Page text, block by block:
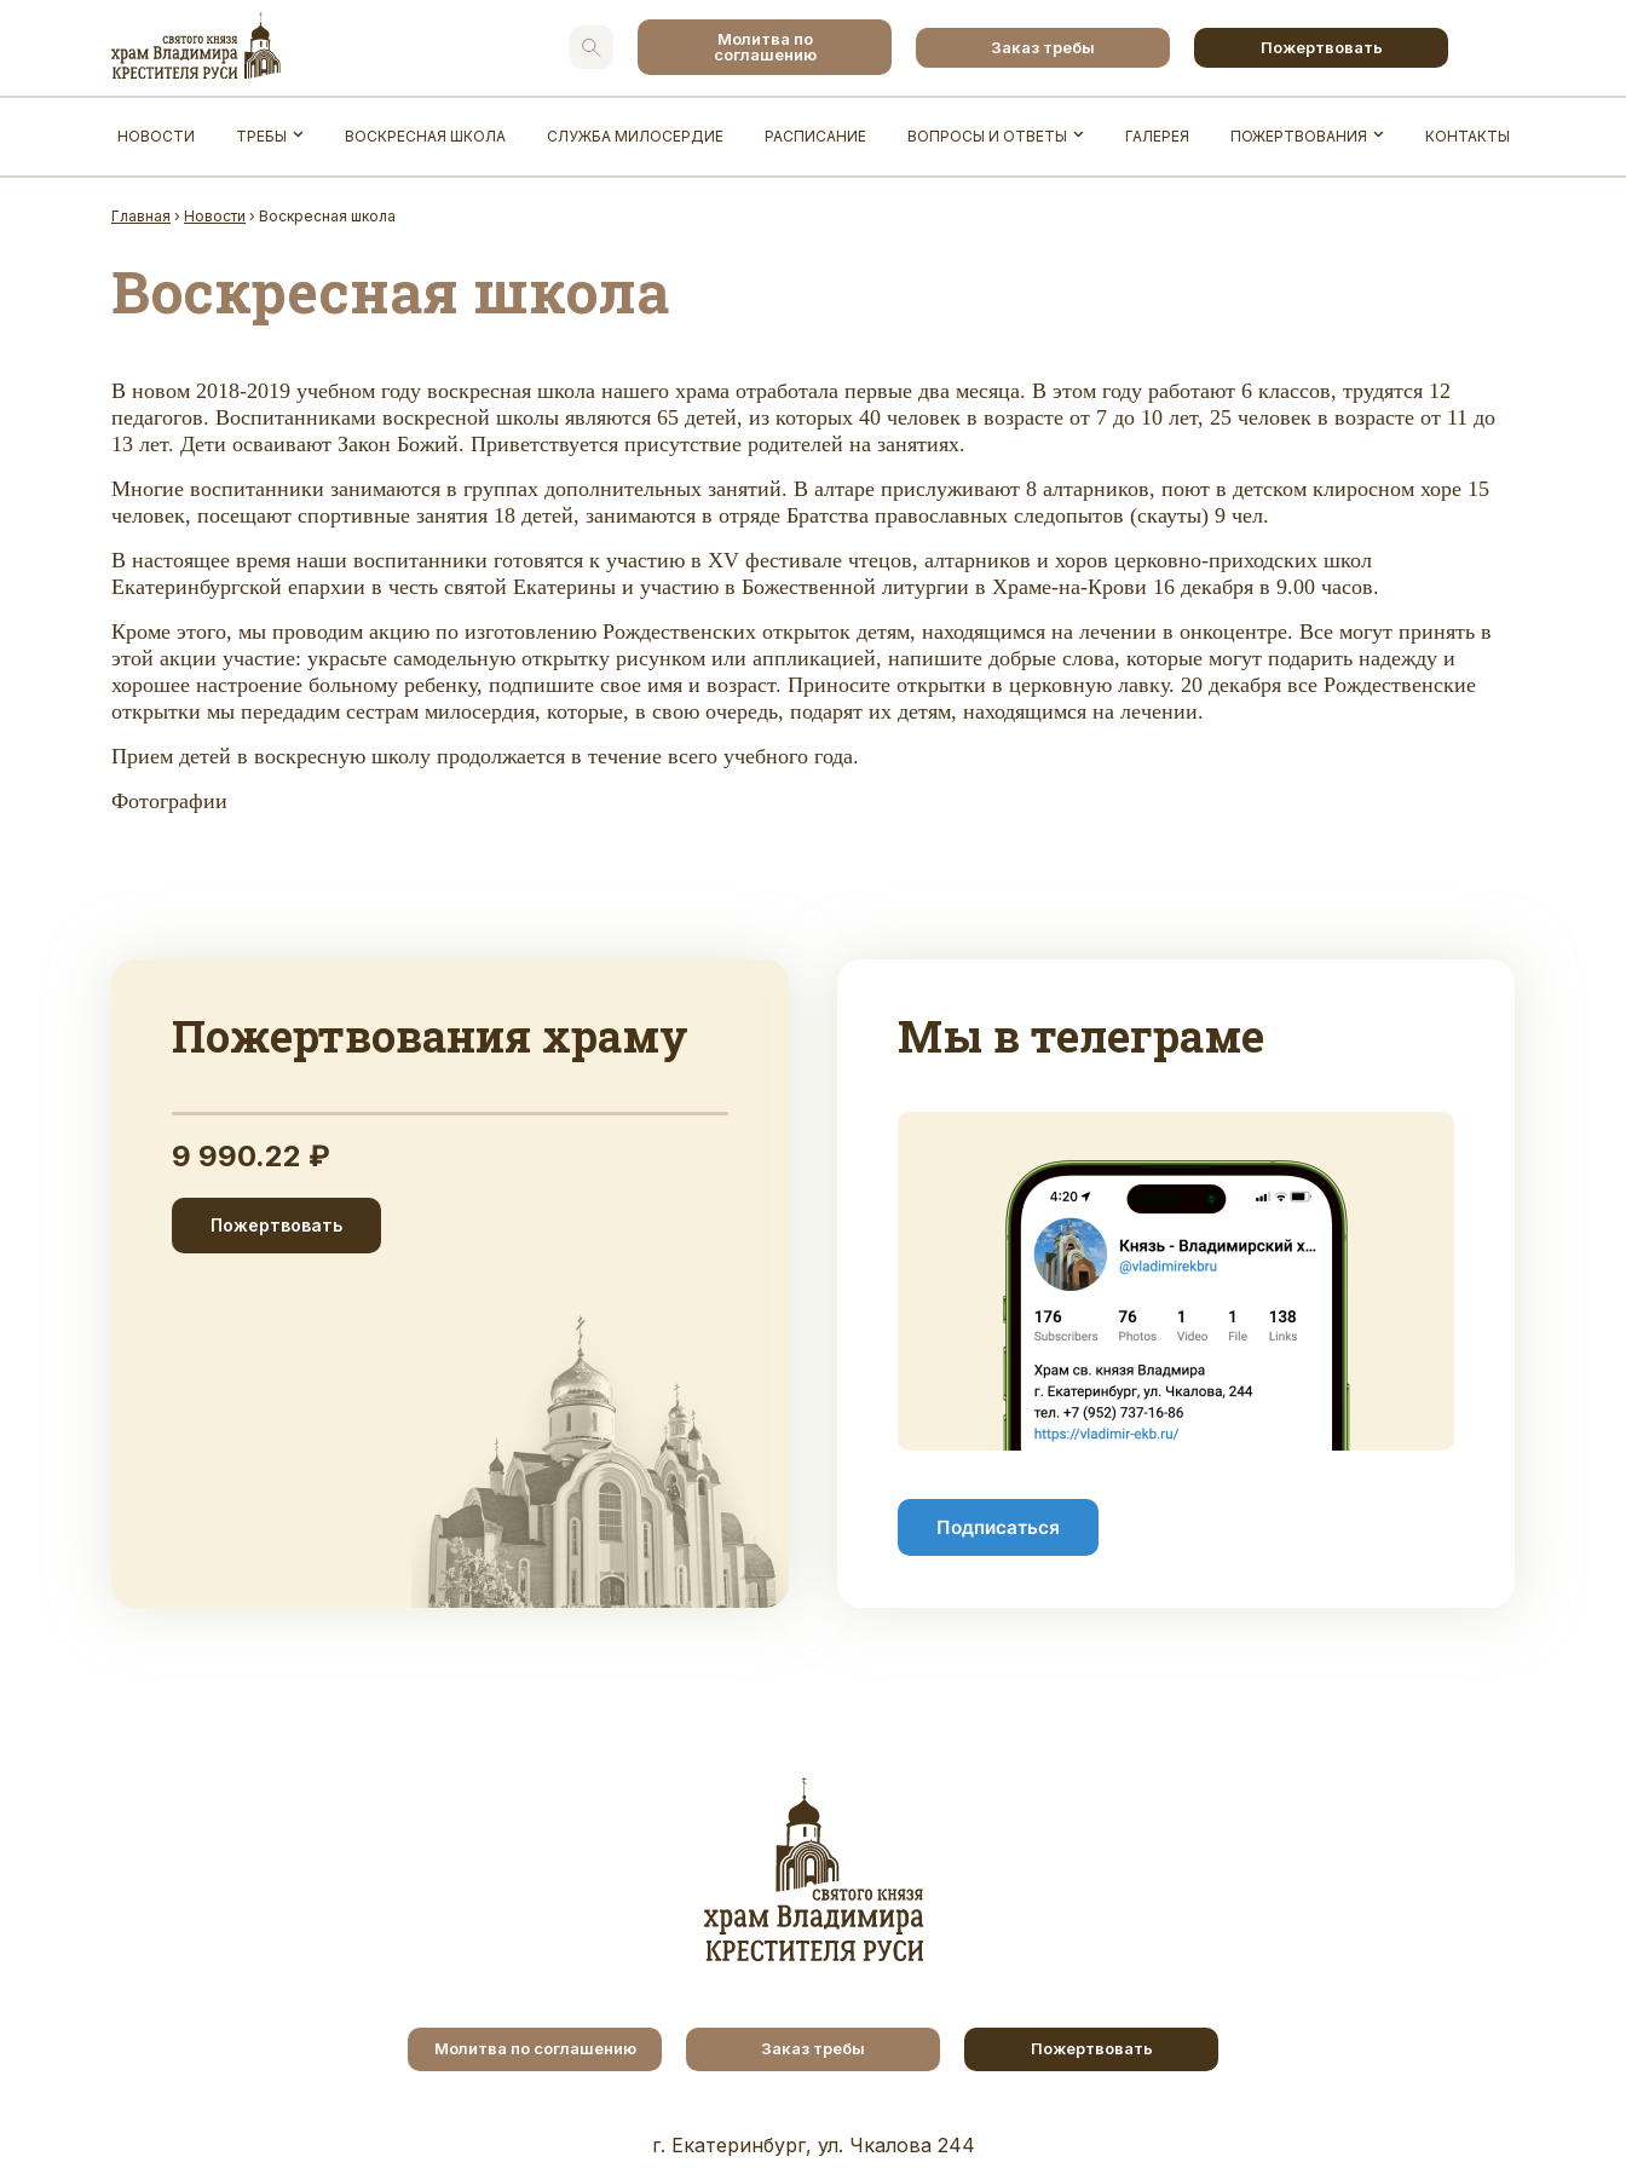
Молитва по
соглашению
Заказ требы Пожертвовать
НОВОСТИ ТРЕБЫ ВОСКРЕСНАЯ ШКОЛА СЛУЖБА МИЛОСЕРДИЕ РАСПИСАНИЕ ВОПРОСЫ И ОТВЕТЫ ГАЛЕРЕЯ ПОЖЕРТВОВАНИЯ КОНТАКТЫ
Главная › Новости › Воскресная школа
Воскресная школа
В новом 2018-2019 учебном году воскресная школа нашего храма отработала первые два месяца. В этом году работают 6 классов, трудятся 12
педагогов. Воспитанниками воскресной школы являются 65 детей, из которых 40 человек в возрасте от 7 до 10 лет, 25 человек в возрасте от 11 до
13 лет. Дети осваивают Закон Божий. Приветствуется присутствие родителей на занятиях.
Многие воспитанники занимаются в группах дополнительных занятий. В алтаре прислуживают 8 алтарников, поют в детском клиросном хоре 15
человек, посещают спортивные занятия 18 детей, занимаются в отряде Братства православных следопытов (скауты) 9 чел.
В настоящее время наши воспитанники готовятся к участию в XV фестивале чтецов, алтарников и хоров церковно-приходских школ
Екатеринбургской епархии в честь святой Екатерины и участию в Божественной литургии в Храме-на-Крови 16 декабря в 9.00 часов.
Кроме этого, мы проводим акцию по изготовлению Рождественских открыток детям, находящимся на лечении в онкоцентре. Все могут принять в
этой акции участие: украсьте самодельную открытку рисунком или аппликацией, напишите добрые слова, которые могут подарить надежду и
хорошее настроение больному ребенку, подпишите свое имя и возраст. Приносите открытки в церковную лавку. 20 декабря все Рождественские
открытки мы передадим сестрам милосердия, которые, в свою очередь, подарят их детям, находящимся на лечении.
Прием детей в воскресную школу продолжается в течение всего учебного года.
Фотографии
Пожертвования храму
9 990.22 ₽
Пожертвовать
Мы в телеграме
Подписаться
Молитва по соглашению Заказ требы Пожертвовать
г. Екатеринбург, ул. Чкалова 244